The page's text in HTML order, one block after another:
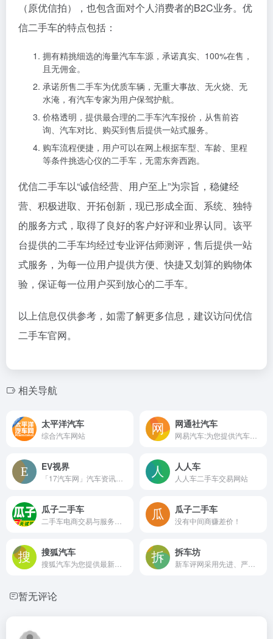
（原优信拍），也包含面对个人消费者的B2C业务。优
信二手车的特点包括：
拥有精挑细选的海量汽车车源，承诺真实、100%在售，
且无佣金。
承诺所售二手车为优质车辆，无重大事故、无火烧、无
水淹，有汽车专家为用户保驾护航。
价格透明，提供最合理的二手车汽车报价，从售前咨
询、汽车对比、购买到售后提供一站式服务。
购车流程便捷，用户可以在网上根据车型、车龄、里程
等条件挑选心仪的二手车，无需东奔西跑。
优信二手车以“诚信经营、用户至上”为宗旨，稳健经
营、积极进取、开拓创新，现已形成全面、系统、独特
的服务方式，取得了良好的客户好评和业界认同。该平
台提供的二手车均经过专业评估师测评，售后提供一站
式服务，为每一位用户提供方便、快捷又划算的购物体
验，保证每一位用户买到放心的二手车。
以上信息仅供参考，如需了解更多信息，建议访问优信
二手车官网。
相关导航
太平洋汽车
综合汽车网站
网通社汽车
EV视界 人人车
人人车二手车交易网站
瓜子二手车 瓜子二手车
没有中间商赚差价！
搜狐汽车 拆车坊
暂无评论